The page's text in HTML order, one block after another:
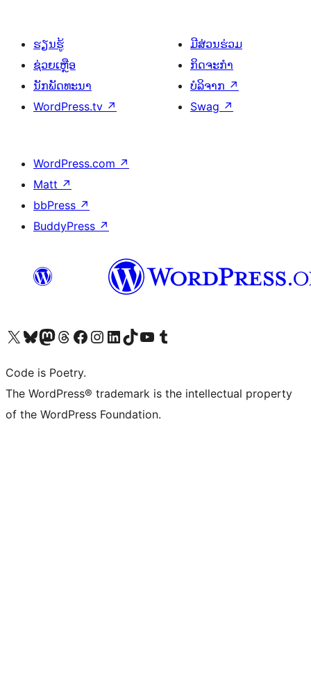
ຮຽນຮູ້
ຊ່ວຍເຫຼືອ
ນັກພັດທະນາ
WordPress.tv ↗
ມີສ່ວນຮ່ວມ
ກິດຈະກຳ
ບໍລິຈາກ ↗
Swag ↗
WordPress.com ↗
Matt ↗
bbPress ↗
BuddyPress ↗
ຢ້ຽມຊົມບັນຊີ X (ຊື່ເກົ່າ Twitter) ຂອງພວກເຮົາຢ້ຽມຊົມບັນຊີ Bluesky ຂອງພວກເຮົາຢ້ຽມຊົມບັນຊີ Mastodon ຂອງພວກເຮົາຢ້ຽມຊົມບັນຊີ Threads ຂອງພວກເຮົາຢ້ຽມຊົມໜ້າ Facebook ຂອງພວກເຮົາຢ້ຽມຊົມບັນຊີ Instagram ຂອງພວກເຮົາຢ້ຽມຊົມບັນຊີ LinkedIn ຂອງພວກເຮົາຢ້ຽມຊົມບັນຊີ TikTok ຂອງພວກເຮົາຢ້ຽມຊົມຊ່ອງ YouTube ຂອງພວກເຮົາຢ້ຽມຊົມບັນຊີ Tumblr ຂອງພວກເຮົາ
Code is Poetry.
The WordPress® trademark is the intellectual property
of the WordPress Foundation.